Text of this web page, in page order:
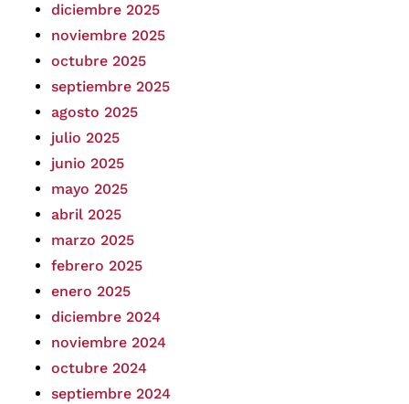
diciembre 2025
noviembre 2025
octubre 2025
septiembre 2025
agosto 2025
julio 2025
junio 2025
mayo 2025
abril 2025
marzo 2025
febrero 2025
enero 2025
diciembre 2024
noviembre 2024
octubre 2024
septiembre 2024